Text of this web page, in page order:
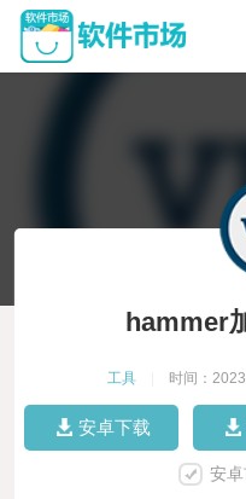
hammer
工具 时间：
安卓下载
安